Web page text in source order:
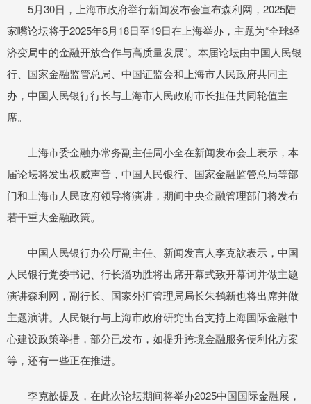
5月30日，上海市政府举行新闻发布会宣布森利网，2025陆
家嘴论坛将于2025年6月18日至19日在上海举办，主题为“全球经
济变局中的金融开放合作与高质量发展”。本届论坛由中国人民银
行、国家金融监管总局、中国证监会和上海市人民政府共同主
办，中国人民银行行长与上海市人民政府市长担任共同轮值主
席。
上海市委金融办常务副主任周小全在新闻发布会上表示，本
届论坛将发出权威声音，中国人民银行、国家金融监管总局等部
门和上海市人民政府领导将演讲，期间中央金融管理部门将发布
若干重大金融政策。
中国人民银行办公厅副主任、新闻发言人李克歆表示，中国
人民银行党委书记、行长潘功胜将出席开幕式致开幕词并做主题
演讲森利网，副行长、国家外汇管理局局长朱鹤新也将出席并做
主题演讲。人民银行与上海市政府研究出台支持上海国际金融中
心建设政策举措，部分已发布，如提升跨境金融服务便利化方案
等，还有一些正在推进。
李克歆提及，在此次论坛期间将举办2025中国国际金融展，